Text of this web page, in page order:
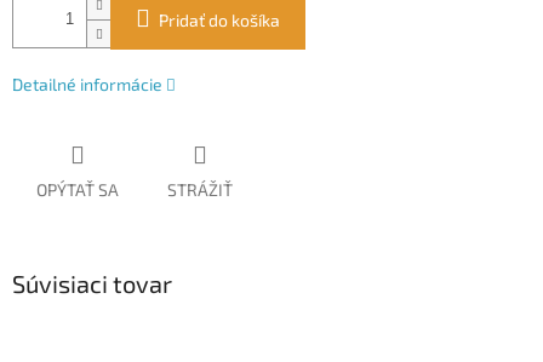
Pridať do košíka
Detailné informácie
OPÝTAŤ SA STRÁŽIŤ
Súvisiaci tovar